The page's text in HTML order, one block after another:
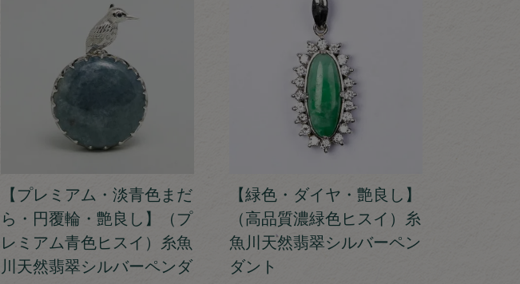
【プレミアム・淡青色まだ
ら・円覆輪・艶良し】（プ
レミアム青色ヒスイ）糸魚
川天然翡翠シルバーペンダ
【緑色・ダイヤ・艶良し】
（高品質濃緑色ヒスイ）糸
魚川天然翡翠シルバーペン
ダント